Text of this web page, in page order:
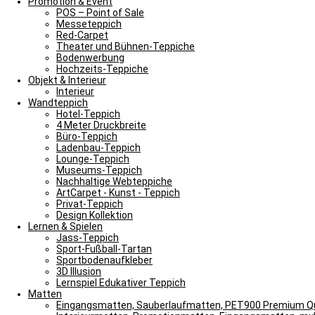
POS – Point of Sale
Messeteppich
Red-Carpet
Theater und Bühnen-Teppiche
Bodenwerbung
Hochzeits-Teppiche
Objekt & Interieur
Interieur
Wandteppich
Hotel-Teppich
4 Meter Druckbreite
Büro-Teppich
Ladenbau-Teppich
Lounge-Teppich
Museums-Teppich
Nachhaltige Webteppiche
ArtCarpet - Kunst - Teppich
Privat-Teppich
Design Kollektion
Lernen & Spielen
Jass-Teppich
Sport-Fußball-Tartan
Sportbodenaufkleber
3D Illusion
Lernspiel Edukativer Teppich
Matten
Eingangsmatten, Sauberlaufmatten, PET900 Premium